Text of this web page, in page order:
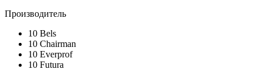
Производитель
10 Bels
10 Chairman
10 Everprof
10 Futura